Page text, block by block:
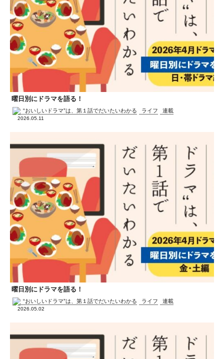
曜日別にドラマを語る！
“おいしいドラマ”は、第１話でだいたいわかる ライフ 連載
2026.05.11
曜日別にドラマを語る！
“おいしいドラマ”は、第１話でだいたいわかる ライフ 連載
2026.05.02